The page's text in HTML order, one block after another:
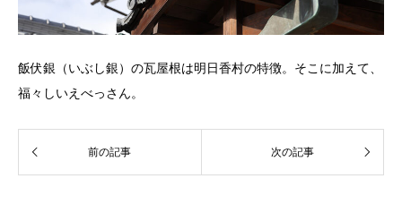
飯伏銀（いぶし銀）の瓦屋根は明日香村の特徴。そこに加えて、
福々しいえべっさん。